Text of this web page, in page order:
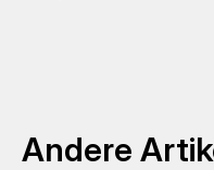
Andere